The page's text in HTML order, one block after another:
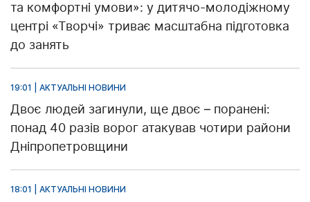
та комфортні умови»: у дитячо-молодіжному
центрі «Творчі» триває масштабна підготовка
до занять
19:01 | АКТУАЛЬНІ НОВИНИ
Двоє людей загинули, ще двоє – поранені:
понад 40 разів ворог атакував чотири райони
Дніпропетровщини
18:01 | АКТУАЛЬНІ НОВИНИ